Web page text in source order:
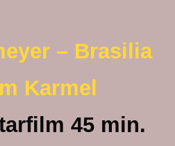
– Brasilia
Karmel
45 min.